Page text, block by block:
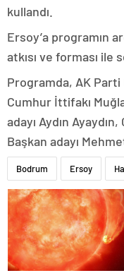
kullandı.
Ersoy’a programın
atkısı ve forması ile
Programda, AK
Cumhur İttifakı
adayı Aydın
Başkan adayı
Bodrum Ersoy